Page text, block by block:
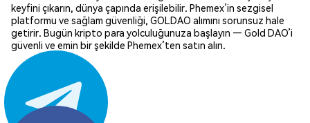
keyfini çıkarın, dünya çapında erişilebilir. Phemex’in sezgisel
platformu ve sağlam güvenliği, GOLDAO alımını sorunsuz hale
getirir. Bugün kripto para yolculuğunuza başlayın — Gold DAO’i
güvenli ve emin bir şekilde Phemex’ten satın alın.